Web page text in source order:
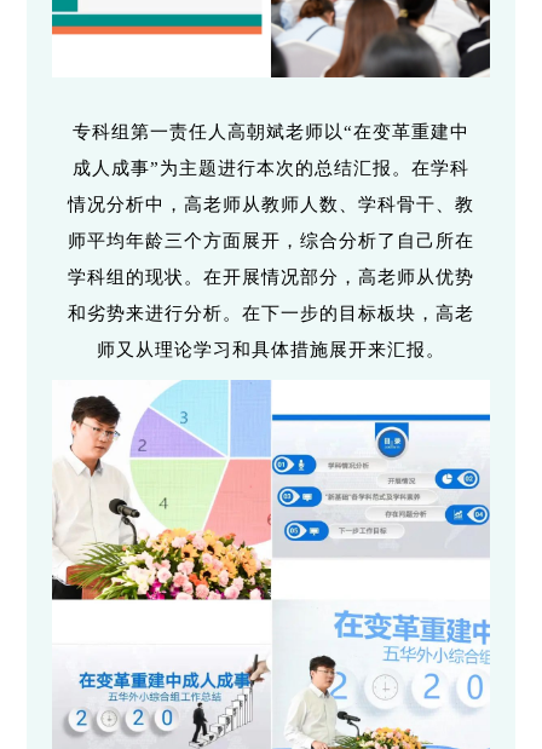
专科组第一责任人高朝斌老师以“在变革重建中
成人成事”为主题进行本次的总结汇报。在学科
情况分析中，高老师从教师人数、学科骨干、教
师平均年龄三个方面展开，综合分析了自己所在
学科组的现状。在开展情况部分，高老师从优势
和劣势来进行分析。在下一步的目标板块，高老
师又从理论学习和具体措施展开来汇报。